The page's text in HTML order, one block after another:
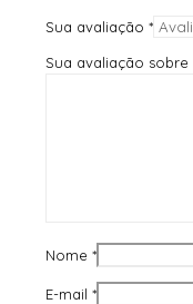
Sua avaliação *
Sua avaliação
Nome *
E-mail *